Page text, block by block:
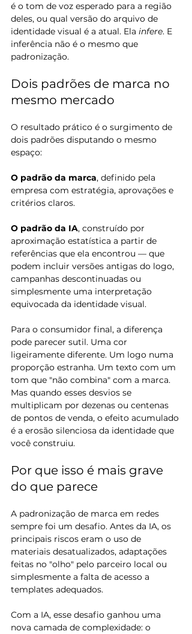
é o tom de voz esperado para a região
deles, ou qual versão do arquivo de
identidade visual é a atual. Ela infere. E
inferência não é o mesmo que
padronização.
Dois padrões de marca no
mesmo mercado
O resultado prático é o surgimento de
dois padrões disputando o mesmo
espaço:
O padrão da marca, definido pela
empresa com estratégia, aprovações e
critérios claros.
O padrão da IA, construído por
aproximação estatística a partir de
referências que ela encontrou — que
podem incluir versões antigas do logo,
campanhas descontinuadas ou
simplesmente uma interpretação
equivocada da identidade visual.
Para o consumidor final, a diferença
pode parecer sutil. Uma cor
ligeiramente diferente. Um logo numa
proporção estranha. Um texto com um
tom que "não combina" com a marca.
Mas quando esses desvios se
multiplicam por dezenas ou centenas
de pontos de venda, o efeito acumulado
é a erosão silenciosa da identidade que
você construiu.
Por que isso é mais grave
do que parece
A padronização de marca em redes
sempre foi um desafio. Antes da IA, os
principais riscos eram o uso de
materiais desatualizados, adaptações
feitas no "olho" pelo parceiro local ou
simplesmente a falta de acesso a
templates adequados.
Com a IA, esse desafio ganhou uma
nova camada de complexidade: o